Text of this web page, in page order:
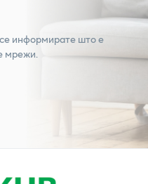
информирате што е
мрежи.